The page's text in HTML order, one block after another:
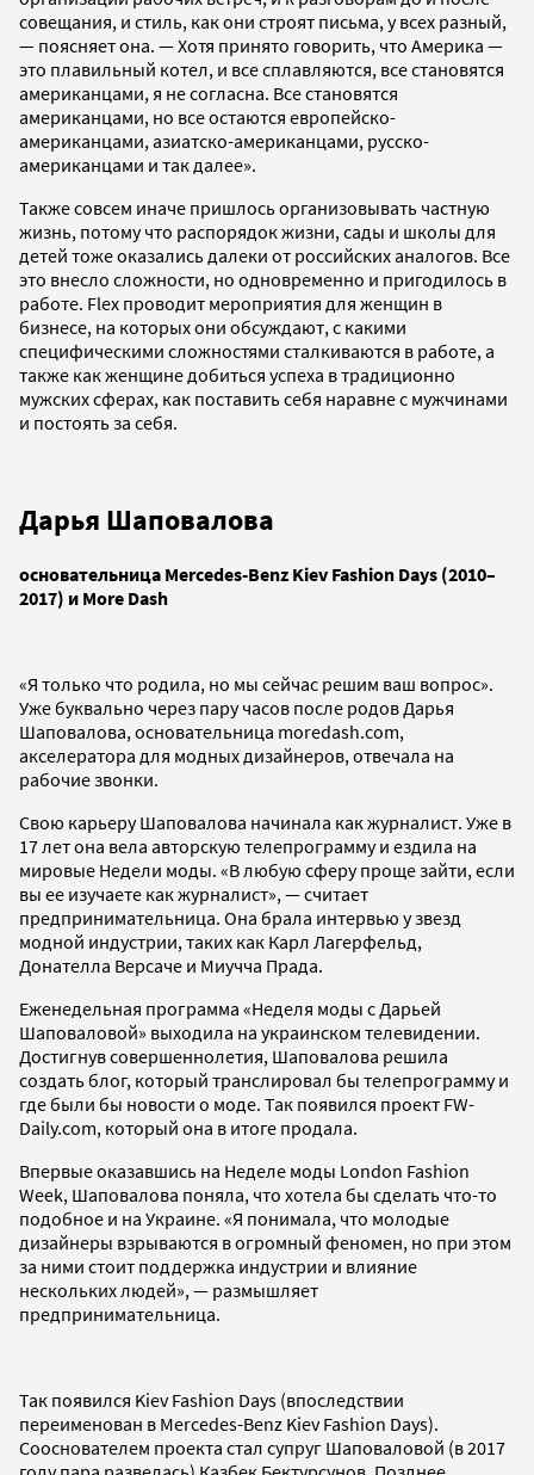
совещания, и стиль, как они строят письма, у всех разный,
— поясняет она. — Хотя принято говорить, что Америка —
это плавильный котел, и все сплавляются, все становятся
американцами, я не согласна. Все становятся
американцами, но все остаются европейско-
американцами, азиатско-американцами, русско-
американцами и так далее».
Также совсем иначе пришлось организовывать частную
жизнь, потому что распорядок жизни, сады и школы для
детей тоже оказались далеки от российских аналогов. Все
это внесло сложности, но одновременно и пригодилось в
работе. Flex проводит мероприятия для женщин в
бизнесе, на которых они обсуждают, с какими
специфическими сложностями сталкиваются в работе, а
также как женщине добиться успеха в традиционно
мужских сферах, как поставить себя наравне с мужчинами
и постоять за себя.
Дарья Шаповалова
основательница Mercedes-Benz Kiev Fashion Days (2010–
2017) и More Dash
«Я только что родила, но мы сейчас решим ваш вопрос».
Уже буквально через пару часов после родов Дарья
Шаповалова, основательница moredash.com,
акселератора для модных дизайнеров, отвечала на
рабочие звонки.
Свою карьеру Шаповалова начинала как журналист. Уже в
17 лет она вела авторскую телепрограмму и ездила на
мировые Недели моды. «В любую сферу проще зайти, если
вы ее изучаете как журналист», — считает
предпринимательница. Она брала интервью у звезд
модной индустрии, таких как Карл Лагерфельд,
Донателла Версаче и Миучча Прада.
Еженедельная программа «Неделя моды с Дарьей
Шаповаловой» выходила на украинском телевидении.
Достигнув совершеннолетия, Шаповалова решила
создать блог, который транслировал бы телепрограмму и
где были бы новости о моде. Так появился проект FW-
Daily.com, который она в итоге продала.
Впервые оказавшись на Неделе моды London Fashion
Week, Шаповалова поняла, что хотела бы сделать что-то
подобное и на Украине. «Я понимала, что молодые
дизайнеры взрываются в огромный феномен, но при этом
за ними стоит поддержка индустрии и влияние
нескольких людей», — размышляет
предпринимательница.
Так появился Kiev Fashion Days (впоследствии
переименован в Mercedes-Benz Kiev Fashion Days).
Сооснователем проекта стал супруг Шаповаловой (в 2017